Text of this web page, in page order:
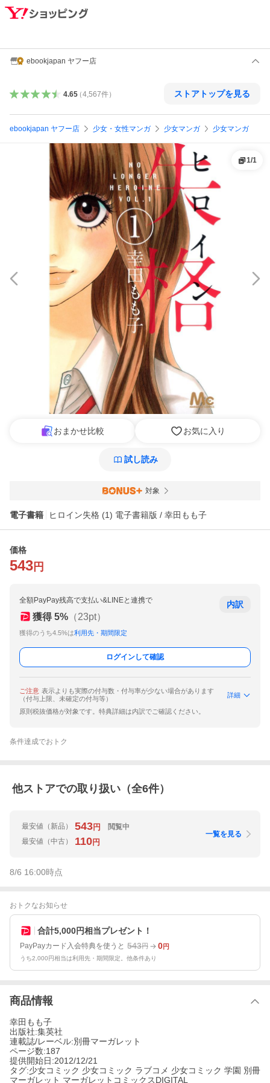
ebookjapan ヤフー店
4.65（4,567件） ストアトップを見る
ebookjapan ヤフー店 少女・女性マンガ 少女マンガ 少女マンガ
1/1
おまかせ比較 お気に入り
試し読み
対象
電子書籍 ヒロイン失格 (1) 電子書籍版 / 幸田もも子
価格
543 円
全額PayPay残高で支払い&LINEと連携で
獲得 5% （23pt）
獲得のうち4.5%は利用先・期間限定
内訳
ログインして確認
ご注意 表示よりも実際の付与数・付与率が少ない場合があります
（付与上限、未確定の付与等）
詳細
原則税抜価格が対象です。特典詳細は内訳でご確認ください。
条件達成でおトク
他ストアでの取り扱い（全6件）
最安値 （新品） 543円
閲覧中
最安値 （中古） 110円
一覧を見る
8/6 16:00時点
おトクなお知らせ
合計5,000円相当プレゼント！
PayPayカード入会特典を使うと 543円 0円
うち2,000円相当は利用先・期間限定。他条件あり
商品情報
幸田もも子
出版社:集英社
連載誌/レーベル:別冊マーガレット
ページ数:187
提供開始日:2012/12/21
タグ:少女コミック 少女コミック ラブコメ 少女コミック 学園 別冊
マーガレット マーガレットコミックスDIGITAL